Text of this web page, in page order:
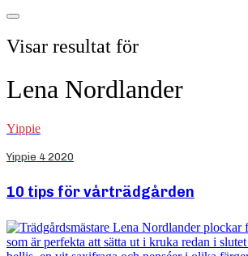
Visar resultat för
Lena Nordlander
Yippie
Yippie 4 2020
10 tips för vårträdgården